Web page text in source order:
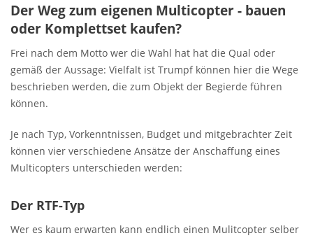
Der Weg zum eigenen Multicopter - bauen
oder Komplettset kaufen?
Frei nach dem Motto wer die Wahl hat hat die Qual oder
gemäß der Aussage: Vielfalt ist Trumpf können hier die Wege
beschrieben werden, die zum Objekt der Begierde führen
können.
Je nach Typ, Vorkenntnissen, Budget und mitgebrachter Zeit
können vier verschiedene Ansätze der Anschaffung eines
Multicopters unterschieden werden:
Der RTF-Typ
Wer es kaum erwarten kann endlich einen Mulitcopter selber